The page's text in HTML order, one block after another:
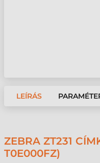
LEÍRÁS
ZEBRA ZT231
T0E000FZ)